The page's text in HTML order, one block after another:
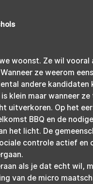
woonst. Ze wil vooral
ze weerom
andere kandidaten
klein maar wanneer
uitverkoren. Op het
BBQ en de
het licht. De
controle actief en
als je dat echt wil,
van de micro